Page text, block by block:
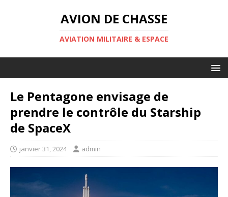
AVION DE CHASSE
AVIATION MILITAIRE & ESPACE
Le Pentagone envisage de
prendre le contrôle du Starship
de SpaceX
janvier 31, 2024 admin